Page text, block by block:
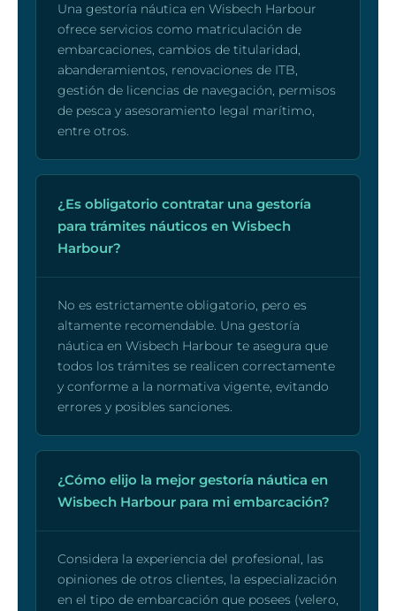
Una gestoría náutica en Wisbech Harbour
ofrece servicios como matriculación de
embarcaciones, cambios de titularidad,
abanderamientos, renovaciones de ITB,
gestión de licencias de navegación, permisos
de pesca y asesoramiento legal marítimo,
entre otros.
¿Es obligatorio contratar una gestoría
para trámites náuticos en Wisbech
Harbour?
No es estrictamente obligatorio, pero es
altamente recomendable. Una gestoría
náutica en Wisbech Harbour te asegura que
todos los trámites se realicen correctamente
y conforme a la normativa vigente, evitando
errores y posibles sanciones.
¿Cómo elijo la mejor gestoría náutica en
Wisbech Harbour para mi embarcación?
Considera la experiencia del profesional, las
opiniones de otros clientes, la especialización
en el tipo de embarcación que posees (velero,